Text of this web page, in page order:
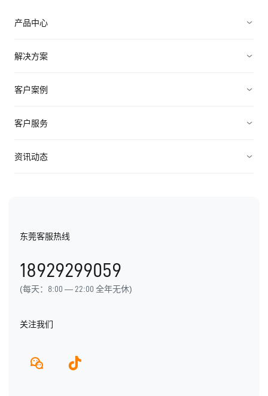
产品中心
销售管理
解决方案
电子制造
客户案例
高科技
客户服务
资源中心
用户手册
资讯动态
发展历程
产品动态
东莞客服热线
18929299059
(每天：8:00 — 22:00 全年无休)
关注我们